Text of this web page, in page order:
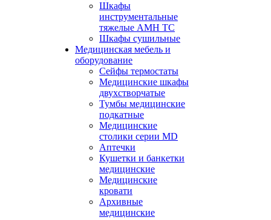
Шкафы
инструментальные
тяжелые АМН ТС
Шкафы сушильные
Медицинская мебель и
оборудование
Сейфы термостаты
Медицинские шкафы
двухстворчатые
Тумбы медицинские
подкатные
Медицинские
столики серии MD
Аптечки
Кушетки и банкетки
медицинские
Медицинские
кровати
Архивные
медицинские